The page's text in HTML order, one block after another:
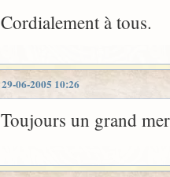
Cordialement à tous.
29-06-2005 10:26
Toujours un grand